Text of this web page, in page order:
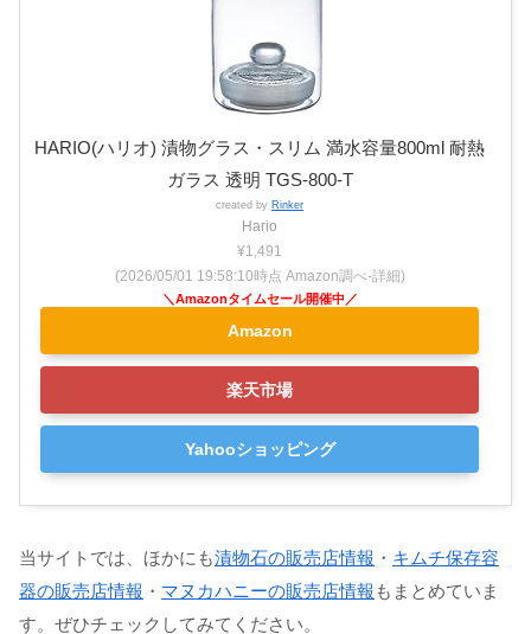
HARIO(ハリオ) 漬物グラス・スリム 満水容量800ml 耐熱
ガラス 透明 TGS-800-T
created by Rinker
Hario
¥1,491
(2026/05/01 19:58:10時点 Amazon調べ-詳細)
Amazon
楽天市場
Yahooショッピング
当サイトでは、ほかにも漬物石の販売店情報 ・ キムチ保存容
器の販売店情報 ・ マヌカハニーの販売店情報 もまとめていま
す。ぜひチェックしてみてください。